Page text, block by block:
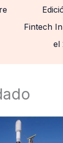
Fintech
el